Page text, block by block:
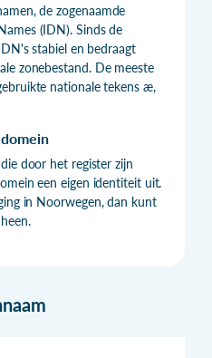
de zogenaamde
(IDN). Sinds de
stabiel en bedraagt
zonebestand. De meeste
nationale tekens æ,
door het register zijn
een eigen identiteit uit.
in Noorwegen, dan kunt